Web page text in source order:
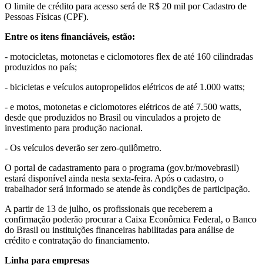
O limite de crédito para acesso será de R$ 20 mil por Cadastro de
Pessoas Físicas (CPF).
Entre os itens financiáveis, estão:
- motocicletas, motonetas e ciclomotores flex de até 160 cilindradas
produzidos no país;
- bicicletas e veículos autopropelidos elétricos de até 1.000 watts;
- e motos, motonetas e ciclomotores elétricos de até 7.500 watts,
desde que produzidos no Brasil ou vinculados a projeto de
investimento para produção nacional.
- Os veículos deverão ser zero-quilômetro.
O portal de cadastramento para o programa (gov.br/movebrasil)
estará disponível ainda nesta sexta-feira. Após o cadastro, o
trabalhador será informado se atende às condições de participação.
A partir de 13 de julho, os profissionais que receberem a
confirmação poderão procurar a Caixa Econômica Federal, o Banco
do Brasil ou instituições financeiras habilitadas para análise de
crédito e contratação do financiamento.
Linha para empresas